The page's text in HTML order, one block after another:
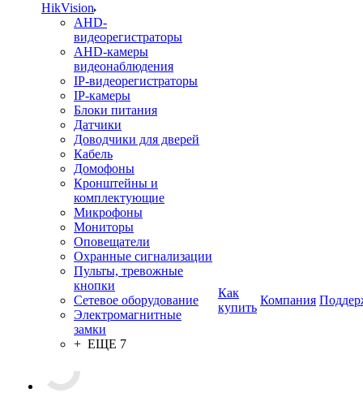
HikVision
AHD-
видеорегистраторы
AHD-камеры
видеонаблюдения
IP-видеорегистраторы
IP-камеры
Блоки питания
Датчики
Доводчики для дверей
Кабель
Домофоны
Кронштейны и
комплектующие
Микрофоны
Мониторы
Оповещатели
Охранные сигнализации
Пульты, тревожные
кнопки
Сетевое оборудование
Электромагнитные
замки
+ ЕЩЕ 7
Как
купить
Компания